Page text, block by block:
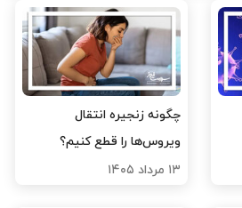
چگونه زنجیره انتقال
ویروس‌ها را قطع کنیم؟
۱۳ مرداد ۱۴۰۵